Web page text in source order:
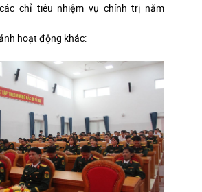
chỉ tiêu nhiệm vụ chính trị năm
hoạt động khác: